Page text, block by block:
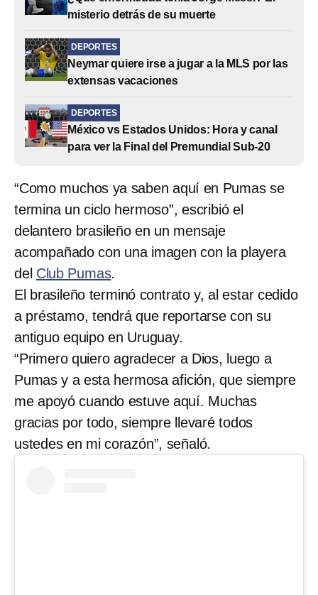
misterio detrás de su muerte
DEPORTES
Neymar quiere irse a jugar a la MLS por las
extensas vacaciones
DEPORTES
México vs Estados Unidos: Hora y canal
para ver la Final del Premundial Sub-20
“Como muchos ya saben aquí en Pumas se
termina un ciclo hermoso”, escribió el
delantero brasileño en un mensaje
acompañado con una imagen con la playera
del Club Pumas.
El brasileño terminó contrato y, al estar cedido
a préstamo, tendrá que reportarse con su
antiguo equipo en Uruguay.
“Primero quiero agradecer a Dios, luego a
Pumas y a esta hermosa afición, que siempre
me apoyó cuando estuve aquí. Muchas
gracias por todo, siempre llevaré todos
ustedes en mi corazón”, señaló.